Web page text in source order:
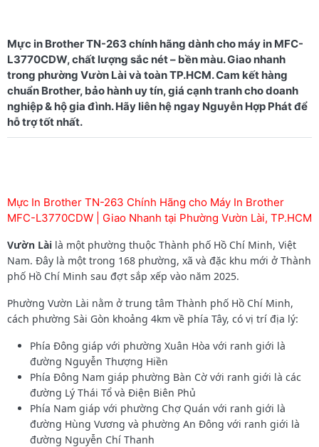
Mực in Brother TN-263 chính hãng dành cho máy in MFC-
L3770CDW, chất lượng sắc nét – bền màu. Giao nhanh
trong phường Vườn Lài và toàn TP.HCM. Cam kết hàng
chuẩn Brother, bảo hành uy tín, giá cạnh tranh cho doanh
nghiệp & hộ gia đình. Hãy liên hệ ngay Nguyễn Hợp Phát để
Mực In Brother TN-263 Chính Hãng cho Máy In Brother
MFC-L3770CDW | Giao Nhanh tại Phường Vườn Lài, TP.HCM
Vườn Lài là một phường thuộc Thành phố Hồ Chí Minh, Việt
Nam. Đây là một trong 168 phường, xã và đặc khu mới ở Thành
phố Hồ Chí Minh sau đợt sắp xếp vào năm 2025.
Phường Vườn Lài nằm ở trung tâm Thành phố Hồ Chí Minh,
cách phường Sài Gòn khoảng 4km về phía Tây, có vị trí địa lý:
Phía Đông giáp với phường Xuân Hòa với ranh giới là
đường Nguyễn Thượng Hiền
Phía Đông Nam giáp phường Bàn Cờ với ranh giới là các
đường Lý Thái Tổ và Điện Biên Phủ
Phía Nam giáp với phường Chợ Quán với ranh giới là
đường Hùng Vương và phường An Đông với ranh giới là
đường Nguyễn Chí Thanh